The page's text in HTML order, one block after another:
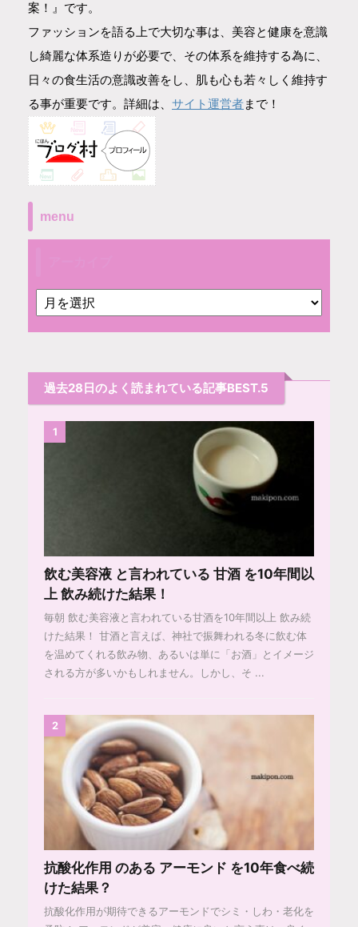
案！』です。
ファッションを語る上で大切な事は、美容と健康を意識
し綺麗な体系造りが必要で、その体系を維持する為に、
日々の食生活の意識改善をし、肌も心も若々しく維持す
る事が重要です。詳細は、 サイト運営者まで！
menu
過去28日のよく読まれている記事BEST.5
1
飲む美容液 と言われている 甘酒 を10年間以
上 飲み続けた結果！
毎朝 飲む美容液と言われている甘酒を10年間以上 飲み続
けた結果！ 甘酒と言えば、神社で振舞われる冬に飲む体
を温めてくれる飲み物、あるいは単に「お酒」とイメージ
される方が多いかもしれません。しかし、そ ...
2
抗酸化作用 のある アーモンド を10年食べ続
けた結果？
抗酸化作用が期待できるアーモンドでシミ・しわ・老化を